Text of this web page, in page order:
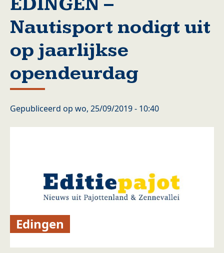
Nautisport nodigt uit
op jaarlijkse
opendeurdag
Gepubliceerd op wo, 25/09/2019 - 10:40
Edingen